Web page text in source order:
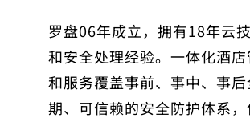
罗盘06年成立，拥有18年云
和安全处理经验。一体化酒
和服务覆盖事前、事中、事后
期、可信赖的安全防护体系